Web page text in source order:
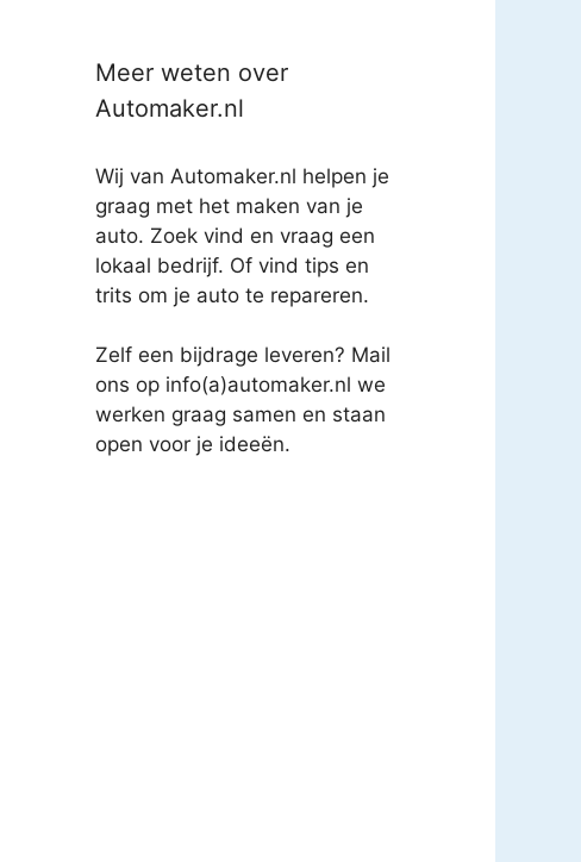
Meer weten over
Automaker.nl
Wij van Automaker.nl helpen je
graag met het maken van je
auto. Zoek vind en vraag een
lokaal bedrijf. Of vind tips en
trits om je auto te repareren.
Zelf een bijdrage leveren? Mail
ons op info(a)automaker.nl we
werken graag samen en staan
open voor je ideeën.